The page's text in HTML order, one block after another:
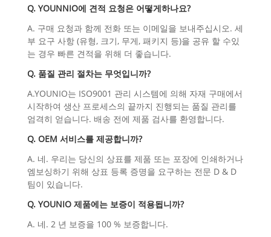
Q. YOUNNIO에 견적 요청은 어떻게하나요?
A. 구매 요청과 함께 전화 또는 이메일을 보내주십시오. 세
부 요구 사항 (유형, 크기, 무게, 패키지 등)을 공유 할 수있
는 경우 빠른 견적을 위해 더 좋습니다.
Q. 품질 관리 절차는 무엇입니까?
A.YOUNIO는 ISO9001 관리 시스템에 의해 자재 구매에서
시작하여 생산 프로세스의 끝까지 진행되는 품질 관리를
엄격히 얻습니다. 배송 전에 제품 검사를 환영합니다.
Q. OEM 서비스를 제공합니까?
A. 네. 우리는 당신의 상표를 제품 또는 포장에 인쇄하거나
엠보싱하기 위해 상표 등록 증명을 요구하는 전문 D & D
팀이 있습니다.
Q. YOUNIO 제품에는 보증이 적용됩니까?
A. 네. 2 년 보증을 100 % 보증합니다.